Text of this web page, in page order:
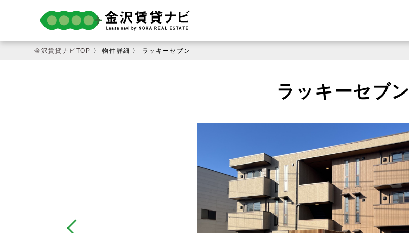
金沢賃貸ナビTOP 〉 物件詳細 〉 ラッキーセブン
ラッキーセブン